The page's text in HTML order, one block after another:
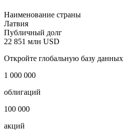
Наименование страны
Латвия
Публичный долг
22 851 млн USD
Откройте глобальную базу данных
1 000 000
облигаций
100 000
акций